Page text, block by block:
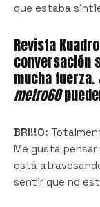
que estaba
Revista
conversación
mucha
metro60
BRI!!O:
Me gusta
está
sentir que no